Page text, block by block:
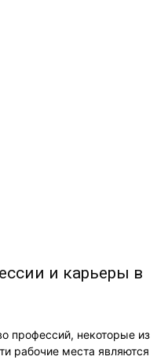
и карьеры в
профессий, некоторые из
рабочие места являются